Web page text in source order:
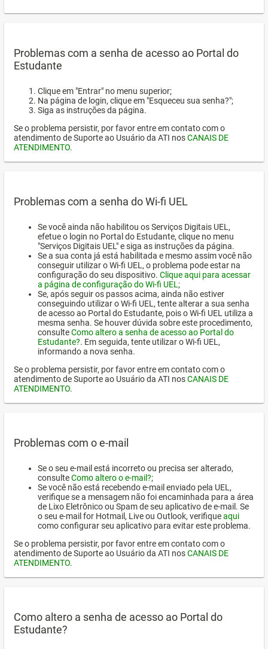
Problemas com a senha de acesso ao Portal do
Estudante
Clique em "Entrar" no menu superior;
Na página de login, clique em "Esqueceu sua senha?";
Siga as instruções da página.
Se o problema persistir, por favor entre em contato com o
atendimento de Suporte ao Usuário da ATI nosCANAIS DE
ATENDIMENTO.
Problemas com a senha do Wi-fi UEL
Se você ainda não habilitou os Serviços Digitais UEL,
efetue o login no Portal do Estudante, clique no menu
"Serviços Digitais UEL" e siga as instruções da página.
Se a sua conta já está habilitada e mesmo assim você não
conseguir utilizar o Wi-fi UEL, o problema pode estar na
configuração do seu dispositivo. Clique aqui para acessar
a página de configuração do Wi-fi UEL ;
Se, após seguir os passos acima, ainda não estiver
conseguindo utilizar o Wi-fi UEL, tente alterar a sua senha
de acesso ao Portal do Estudante, pois o Wi-fi UEL utiliza a
mesma senha. Se houver dúvida sobre este procedimento,
consulteComo altero a senha de acesso ao Portal do
Estudante?. Em seguida, tente utilizar o Wi-fi UEL,
informando a nova senha.
Se o problema persistir, por favor entre em contato com o
atendimento de Suporte ao Usuário da ATI nosCANAIS DE
ATENDIMENTO.
Problemas com o e-mail
Se o seu e-mail está incorreto ou precisa ser alterado,
consulteComo altero o e-mail?;
Se você não está recebendo e-mail enviado pela UEL,
verifique se a mensagem não foi encaminhada para a área
de Lixo Eletrônico ou Spam de seu aplicativo de e-mail. Se
o seu e-mail for Hotmail, Live ou Outlook, verifiqueaqui
como configurar seu aplicativo para evitar este problema.
Se o problema persistir, por favor entre em contato com o
atendimento de Suporte ao Usuário da ATI nosCANAIS DE
ATENDIMENTO.
Como altero a senha de acesso ao Portal do
Estudante?